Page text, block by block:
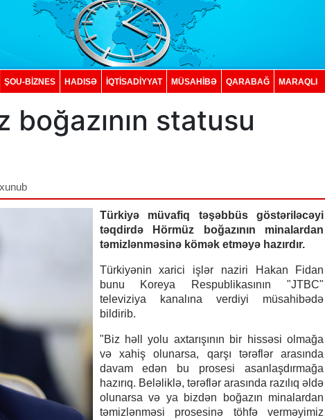
ŞOU-BİZNES HADISƏ İQTISADIYYAT MÜSAHİBƏ QARABAĞ MARAQLI
boğazının statusu
Türkiyə müvafiq təşəbbüs göstəriləcəyi
təqdirdə Hörmüz boğazının minalardan
təmizlənməsinə kömək etməyə hazırdır.
Türkiyənin xarici işlər naziri Hakan Fidan
bunu Koreya Respublikasının "JTBC"
televiziya kanalına verdiyi müsahibədə
bildirib.
"Biz həll yolu axtarışının bir hissəsi olmağa
və xahiş olunarsa, qarşı tərəflər arasında
davam edən bu prosesi asanlaşdırmağa
hazırıq. Beləliklə, tərəflər arasında razılıq əldə
olunarsa və ya bizdən boğazın minalardan
təmizlənməsi prosesinə töhfə verməyimiz